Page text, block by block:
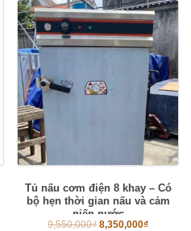
Tủ nấu cơm điện 8 khay – Có
bộ hẹn thời gian nấu và cảm
niến nước
9,550,000₫ 8,350,000₫